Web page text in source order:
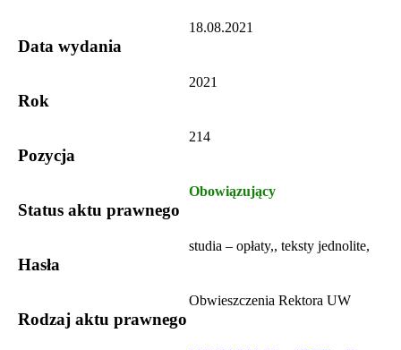
Data wydania
18.08.2021
Rok
2021
Pozycja
214
Status aktu prawnego
Obowiązujący
Hasła
studia – opłaty,, teksty jednolite,
Rodzaj aktu prawnego
Obwieszczenia Rektora UW